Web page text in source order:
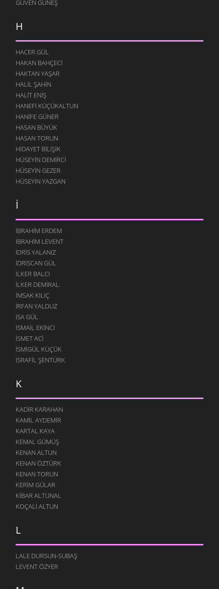
GÜVEN GÜNEŞ
H
HACER GÜL
HAKAN BAHÇECI
HAKTAN YAŞAR
HALIL ŞAHIN
HALIT ENIŞ
HANEFI KÜÇÜKALTUN
HANIFE GÜNER
HASAN BÜYÜK
HASAN TORUN
HIDAYET BILIŞIK
HÜSEYIN DEMIRCI
HÜSEYIN GEZER
HÜSEYIN YAZGAN
İ
İBRAHIM ERDEM
İBRAHIM LEVENT
İDRIS YALANIZ
IDRISCAN GÜL
İLKER BALCI
İLKER DEMIRAL
İMSAK KILIÇ
İRFAN YALDUZ
ISA GÜL
ISMAIL EKINCI
İSMET ACI
İSMIGÜL KÜÇÜK
İSRAFIL ŞENTÜRK
K
KADIR KARAHAN
KAMIL AYDEMIR
KARTAL KAYA
KEMAL GÜMÜŞ
KENAN ALTUN
KENAN ÖZTÜRK
KENAN TORUN
KERIM GÜLAR
KIBAR ALTUNAL
KOÇALI ALTUN
L
LALE DURSUN-SUBAŞ
LEVENT ÖZYER